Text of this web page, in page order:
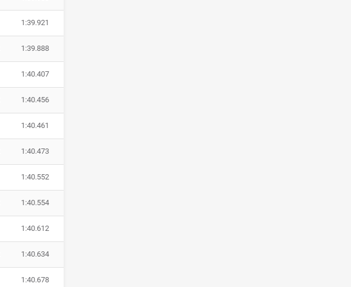
1:39.921
1:39.888
1:40.407
1:40.456
1:40.461
1:40.473
1:40.552
1:40.554
1:40.612
1:40.634
1:40.678